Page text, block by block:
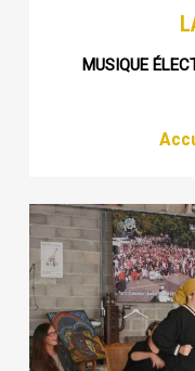
MUSIQUE